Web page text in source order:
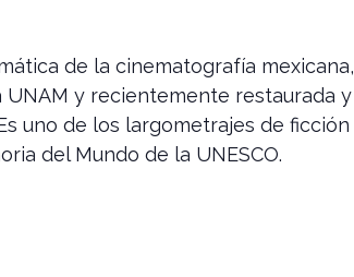
de la cinematografía mexicana,
y recientemente restaurada y
uno de los largometrajes de ficción
del Mundo de la UNESCO.